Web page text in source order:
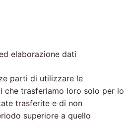
elaborazione dati
parti di utilizzare le
che trasferiamo loro solo per lo
trasferite e di non
superiore a quello